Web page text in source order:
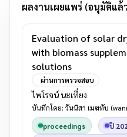
ผลงานเผยแพร่ (อนุมัติแล้
Evaluation of solar
with biomass
solutions
ผ่านการตรวจสอบ
ไพโรจน์ นะเที่ยง
บันทึกโดย: วันนิสา เมฆทับ
proceedings
ปี